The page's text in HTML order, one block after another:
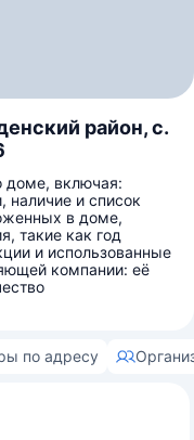
район, с.
доме, включая:
наличие и список
в доме,
такие как год
и использованные
компании: её
по адресу